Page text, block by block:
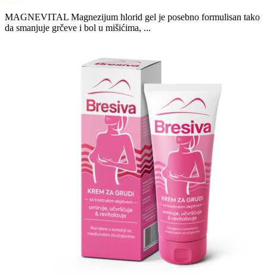
MAGNEVITAL Magnezijum hlorid gel je posebno formulisan tako
da smanjuje grčeve i bol u mišićima, ...